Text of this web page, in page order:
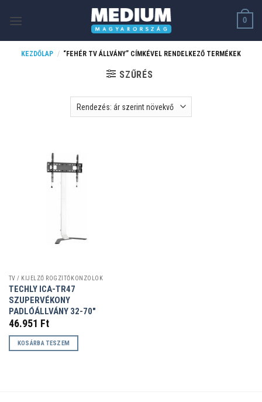
0
KEZDŐLAP / “FEHÉR TV ÁLLVÁNY” CÍMKÉVEL RENDELKEZŐ TERMÉKEK
SZŰRÉS
TV / KIJELZŐ RÖGZÍTŐKONZOLOK
TECHLY ICA-TR47
SZUPERVÉKONY
PADLÓÁLLVÁNY 32-70″
46.951 Ft
KOSÁRBA TESZEM